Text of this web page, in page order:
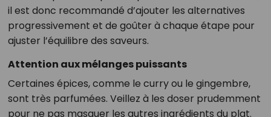
il est donc recommandé d’ajouter les alternatives
progressivement et de goûter à chaque étape pour
ajuster l’équilibre des saveurs.
Attention aux mélanges puissants
Certaines épices, comme le curry ou le gingembre,
sont très parfumées. Veillez à les doser prudemment
pour ne pas masquer les autres ingrédients du plat.